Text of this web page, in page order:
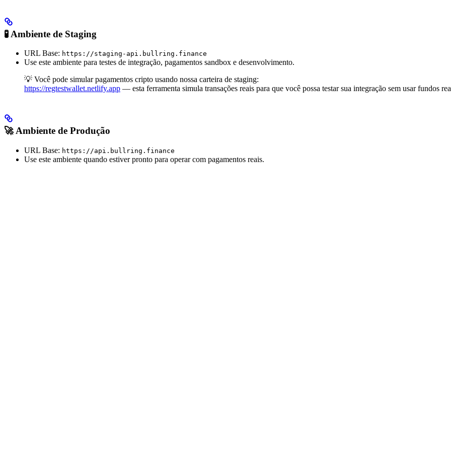
🧪 Ambiente de Staging
URL Base: https://staging-api.bullring.finance
Use este ambiente para testes de integração, pagamentos sandbox e desenvolvimento.
💡 Você pode simular pagamentos cripto usando nossa carteira de staging:
https://regtestwallet.netlify.app — esta ferramenta simula transações reais para que você possa testar sua integração sem usar fundos
🚀 Ambiente de Produção
URL Base: https://api.bullring.finance
Use este ambiente quando estiver pronto para operar com pagamentos reais.